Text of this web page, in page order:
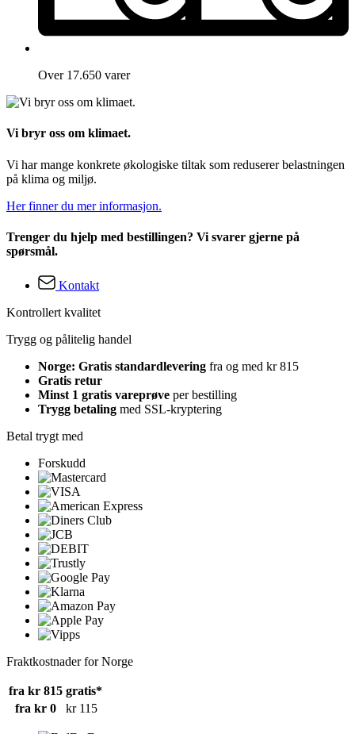
Over 17.650 varer
Vi bryr oss om klimaet.
Vi har mange konkrete økologiske tiltak som reduserer belastningen
på klima og miljø.
Her finner du mer informasjon.
Trenger du hjelp med bestillingen? Vi svarer gjerne på
spørsmål.
Kontakt
Kontrollert kvalitet
Trygg og pålitelig handel
Norge: Gratis standardlevering fra og med kr 815
Gratis retur
Minst 1 gratis vareprøve per bestilling
Trygg betaling med SSL-kryptering
Betal trygt med
Forskudd
Fraktkostnader for Norge
fra kr 815 gratis*
fra kr 0
kr 115